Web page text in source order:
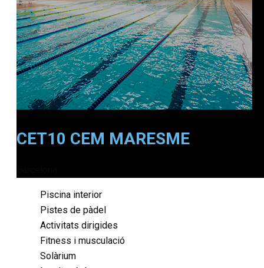
CET10 CEM MARESME
Piscina interior
Pistes de pàdel
Activitats dirigides
Fitness i musculació
Solàrium